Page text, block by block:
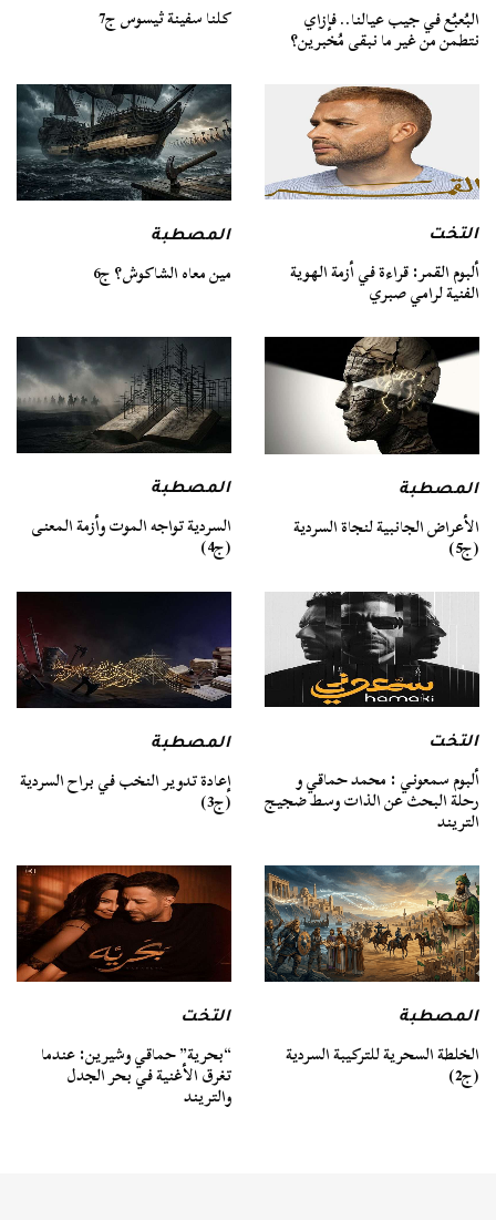
البُعبُع في جيب عيالنا.. فإزاي
نتطمن من غير ما نبقى مُخبرين؟
كلنا سفينة ثيسوس ج7
التخت
ألبوم القمر: قراءة في أزمة الهوية
الفنية لرامي صبري
المصطبة
مين معاه الشاكوش؟ ج6
المصطبة
الأعراض الجانبية لنجاة السردية
(ج5)
المصطبة
السردية تواجه الموت وأزمة المعنى
(ج4)
التخت
ألبوم سمعوني : محمد حماقي و
رحلة البحث عن الذات وسط ضجيج
التريند
المصطبة
إعادة تدوير النخب في براح السردية
(ج3)
المصطبة
الخلطة السحرية للتركيبة السردية
(ج2)
التخت
“بحرية” حماقي وشيرين: عندما
تغرق الأغنية في بحر الجدل
والتريند